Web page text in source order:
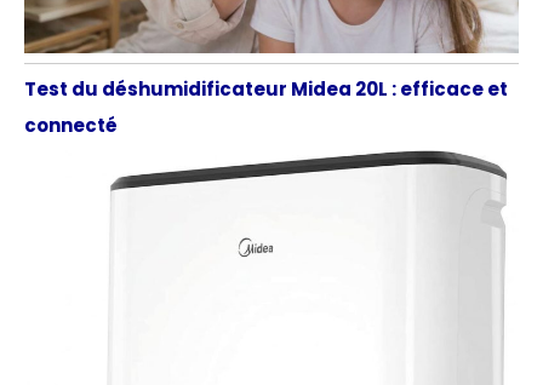
Test du déshumidificateur Midea 20L : efficace et
connecté